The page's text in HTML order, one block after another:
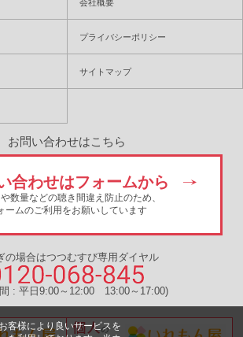
会社概要
プライバシーポリシー
サイトマップ
お問い合わせはこちら
合わせはフォームから
数量などの聴き間違え防止のため、
ームのご利用をお願いしています
の場合はつつむすび専用ダイヤル
: 平日9:00～12:00 13:00～17:00)
客様により良いサービスを